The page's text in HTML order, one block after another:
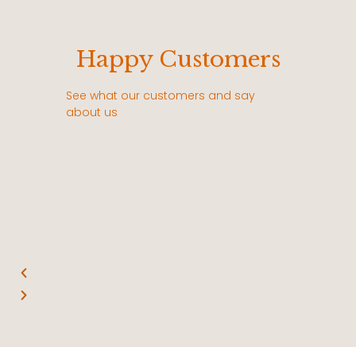
Happy Customers
See what our customers and say
about us